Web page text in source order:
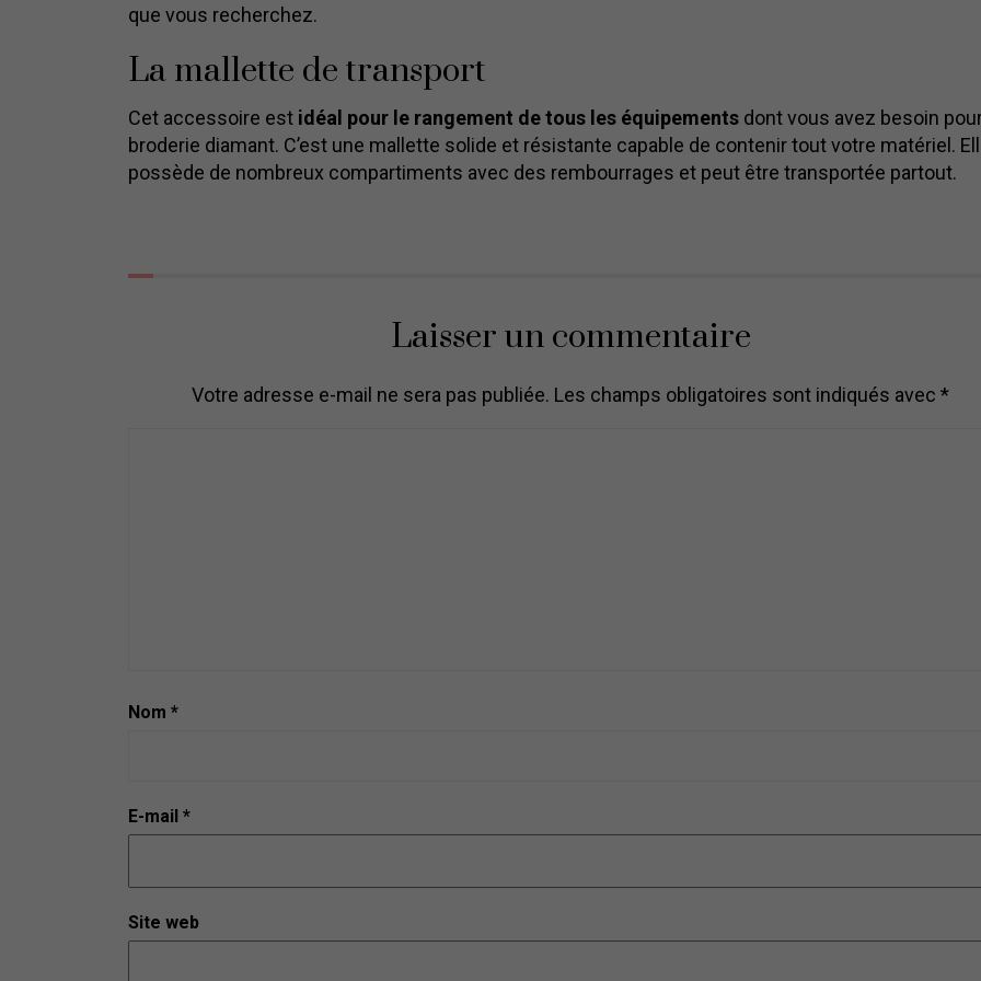
que vous recherchez.
La mallette de transport
Cet accessoire est idéal pour le rangement de tous les équipements dont vous avez besoin
broderie diamant. C’est une mallette solide et résistante capable de contenir tout votre matériel.
possède de nombreux compartiments avec des rembourrages et peut être transportée partout.
Laisser un commentaire
Votre adresse e-mail ne sera pas publiée. Les champs obligatoires sont indiqués avec *
Nom *
E-mail *
Site web